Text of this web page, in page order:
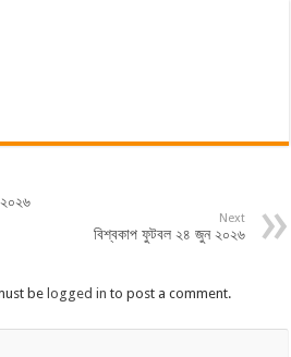
Next
বিশ্বকাপ ফুটবল ২৪ জুন ২০২৬
be logged in to post a comment.